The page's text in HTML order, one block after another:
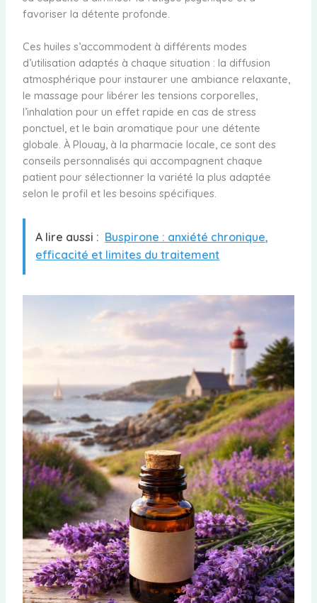
favoriser la détente profonde.
Ces huiles s’accommodent à différents modes
d’utilisation adaptés à chaque situation : la diffusion
atmosphérique pour instaurer une ambiance relaxante,
le massage pour libérer les tensions corporelles,
l’inhalation pour un effet rapide en cas de stress
ponctuel, et le bain aromatique pour une détente
globale. À Plouay, à la pharmacie locale, ce sont des
conseils personnalisés qui accompagnent chaque
patient pour sélectionner la variété la plus adaptée
selon le profil et les besoins spécifiques.
A lire aussi : Buspirone : anxiété chronique,
efficacité et limites du traitement